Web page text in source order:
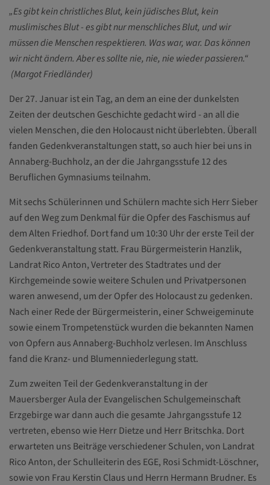
„Es gibt kein christliches Blut, kein jüdisches Blut, kein
muslimisches Blut - es gibt nur menschliches Blut, und wir
müssen die Menschen respektieren. Was war, war. Das können
wir nicht ändern. Aber es sollte nie, nie, nie wieder passieren.“
(Margot Friedländer)
Der 27. Januar ist ein Tag, an dem an eine der dunkelsten
Zeiten der deutschen Geschichte gedacht wird - an all die
vielen Menschen, die den Holocaust nicht überlebten. Überall
fanden Gedenkveranstaltungen statt, so auch hier bei uns in
Annaberg-Buchholz, an der die Jahrgangsstufe 12 des
Beruflichen Gymnasiums teilnahm.
Mit sechs Schülerinnen und Schülern machte sich Herr Sieber
auf den Weg zum Denkmal für die Opfer des Faschismus auf
dem Alten Friedhof. Dort fand um 10:30 Uhr der erste Teil der
Gedenkveranstaltung statt. Frau Bürgermeisterin Hanzlik,
Landrat Rico Anton, Vertreter des Stadtrates und der
Kirchgemeinde sowie weitere Schulen und Privatpersonen
waren anwesend, um der Opfer des Holocaust zu gedenken.
Nach einer Rede der Bürgermeisterin, einer Schweigeminute
sowie einem Trompetenstück wurden die bekannten Namen
von Opfern aus Annaberg-Buchholz verlesen. Im Anschluss
fand die Kranz- und Blumenniederlegung statt.
Zum zweiten Teil der Gedenkveranstaltung in der
Mauersberger Aula der Evangelischen Schulgemeinschaft
Erzgebirge war dann auch die gesamte Jahrgangsstufe 12
vertreten, ebenso wie Herr Dietze und Herr Britschka. Dort
erwarteten uns Beiträge verschiedener Schulen, von Landrat
Rico Anton, der Schulleiterin des EGE, Rosi Schmidt-Löschner,
sowie von Frau Kerstin Claus und Herrn Hermann Brudner. Es